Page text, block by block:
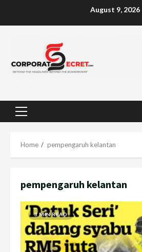
August 9, 2026
Primary
Home pempengaruh kelantan
pempengaruh kelantan
3 MIN READ